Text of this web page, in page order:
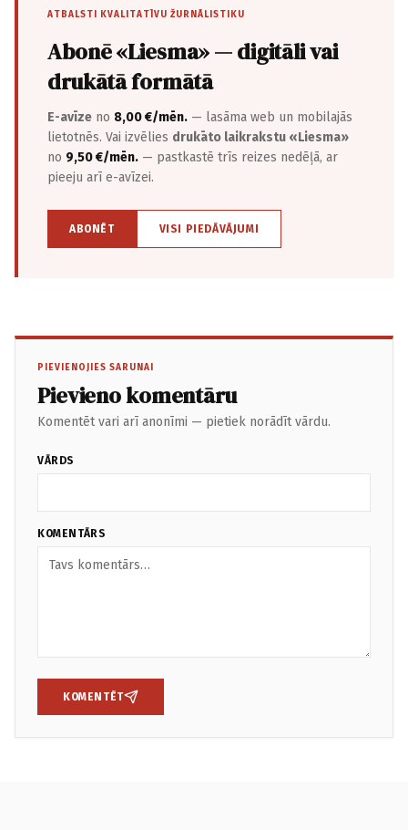
ATBALSTI KVALITATĪVU ŽURNĀLISTIKU
Abonē «Liesma» — digitāli vai
drukātā formātā
E-avīze no 8,00 €/mēn. — lasāma web un mobilajās
lietotnēs. Vai izvēlies drukāto laikrakstu «Liesma»
no 9,50 €/mēn. — pastkastē trīs reizes nedēļā, ar
pieeju arī e-avīzei.
ABONĒT VISI PIEDĀVĀJUMI
PIEVIENOJIES SARUNAI
Pievieno komentāru
Komentēt vari arī anonīmi — pietiek norādīt vārdu.
VĀRDS
KOMENTĀRS
KOMENTĒT